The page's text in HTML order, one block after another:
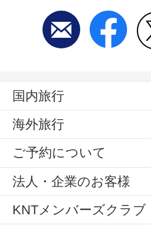
国内旅行
海外旅行
ご予約について
法人・企業のお客様
KNTメンバーズクラブ